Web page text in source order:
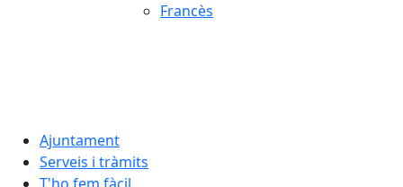
Francès
Ajuntament
Serveis i tràmits